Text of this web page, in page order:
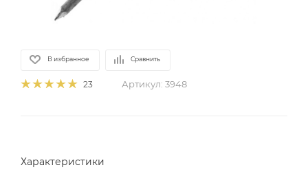
В избранное Сравнить
23 Артикул: 3948
Характеристики